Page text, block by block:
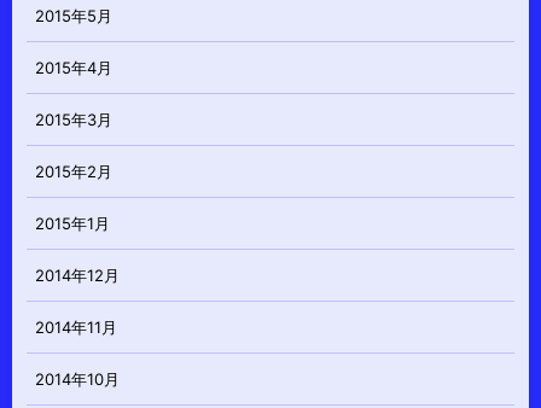
2015年5月
2015年4月
2015年3月
2015年2月
2015年1月
2014年12月
2014年11月
2014年10月